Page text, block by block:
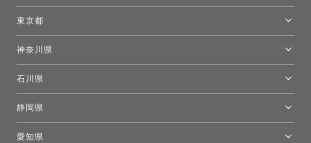
東京都
モーイ東京
キーブー東京
FLOS｜フロスデザインスペース青山
神奈川県
石川県
静岡県
愛知県